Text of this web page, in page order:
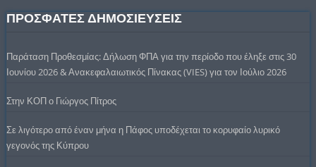
ΠΡΟΣΦΑΤΕΣ ΔΗΜΟΣΙΕΥΣΕΙΣ
Παράταση Προθεσμίας: Δήλωση ΦΠΑ για την περίοδο που έληξε στις 30
Ιουνίου 2026 & Ανακεφαλαιωτικός Πίνακας (VIES) για τον Ιούλιο 2026
Στην ΚΟΠ ο Γιώργος Πίτρος
Σε λιγότερο από έναν μήνα η Πάφος υποδέχεται το κορυφαίο λυρικό
γεγονός της Κύπρου